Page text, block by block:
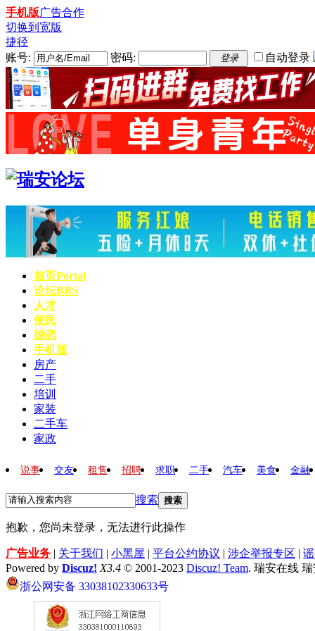
手机版广告合作
切换到宽版
捷径
账号:
密码: 登录 自动登录
首页Portal
论坛BBS
人才
便民
婚恋
手机版
房产
二手
培训
家装
二手车
家政
说事 交友 租售 招聘 求职 二手 汽车 美食 金融
搜索 搜索
抱歉，您尚未登录，无法进行此操作
广告业务 | 关于我们 | 小黑屋 | 平台公约协议 | 涉企举报专区 |
Powered by Discuz! X3.4 © 2001-2023 Discuz! Team. 瑞安在线
浙公网安备 33038102330633号